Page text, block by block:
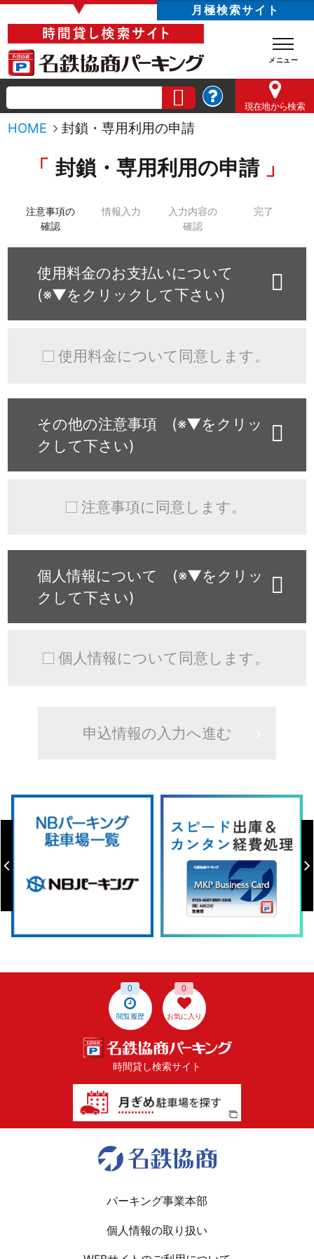
▼ 月極検索サイト
現在地から検索
HOME 封鎖・専用利用の申請
封鎖・専用利用の申請
注意事項の
確認
情報入力
入力内容の
確認
完了
使用料金のお支払いについて
(※▼をクリックして下さい)
使用料金について同意します。
その他の注意事項 (※▼をクリッ
クして下さい)
注意事項に同意します。
個人情報について (※▼をクリッ
クして下さい)
個人情報について同意します。
閲覧履歴
0
お気に入り
0
時間貸し検索サイト
パーキング事業本部
個人情報の取り扱い